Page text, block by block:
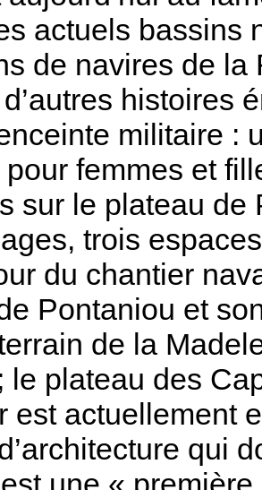
actuels bassins
de navires de
histoires
militaire :
femmes et
sur le plateau
trois
du chantier
Pontaniou et
de la
le plateau des
est actuellement
qui